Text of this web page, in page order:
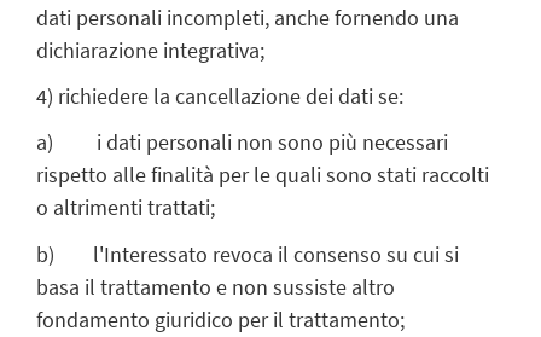
dati personali incompleti, anche fornendo una
dichiarazione integrativa;
4) richiedere la cancellazione dei dati se:
a) i dati personali non sono più necessari
rispetto alle finalità per le quali sono stati raccolti
o altrimenti trattati;
b) l'Interessato revoca il consenso su cui si
basa il trattamento e non sussiste altro
fondamento giuridico per il trattamento;